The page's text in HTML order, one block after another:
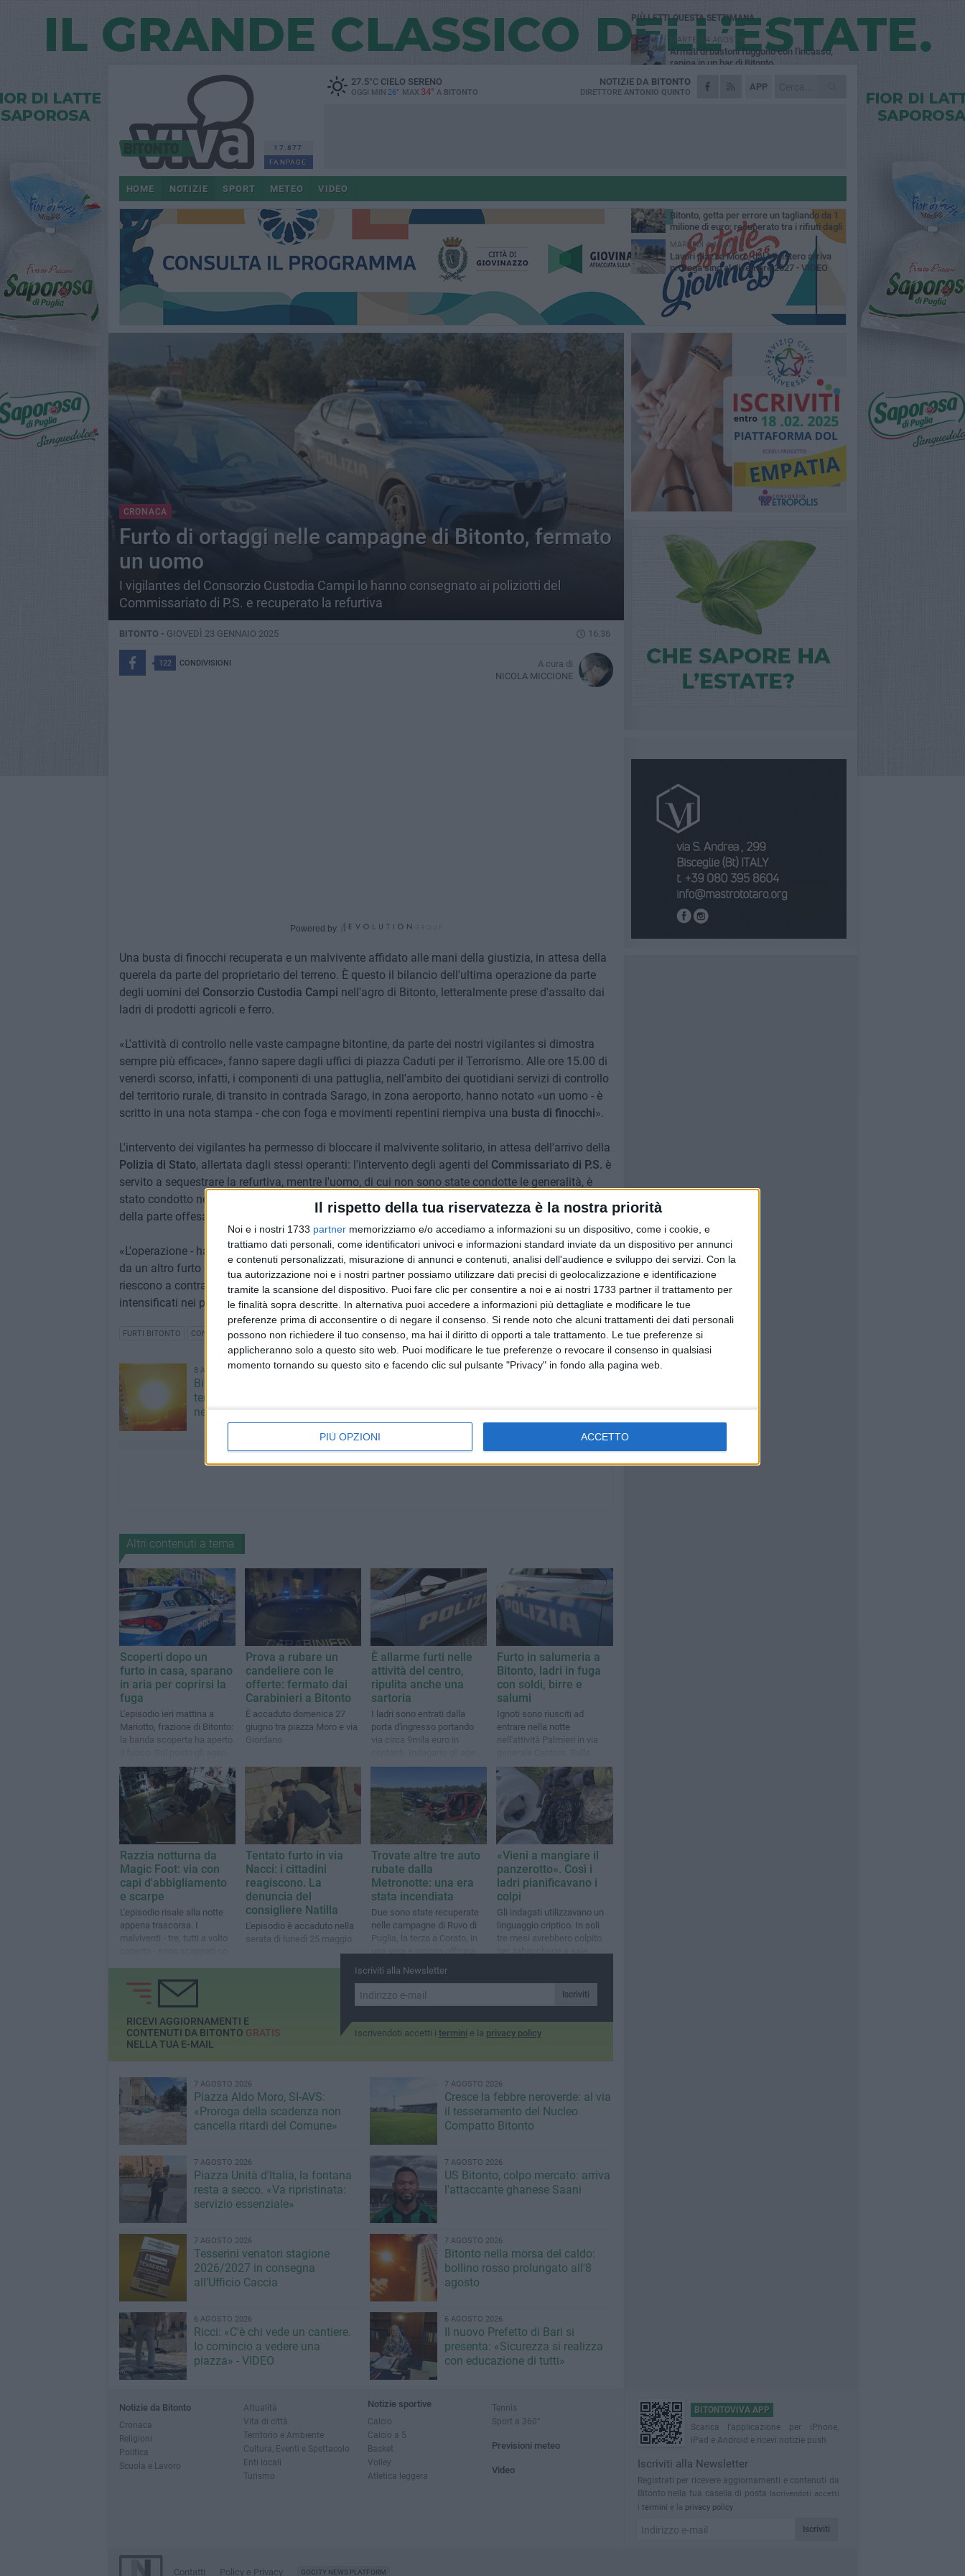
Il rispetto della tua riservatezza è la nostra priorità
Noi e i nostri 1733 partner memorizziamo e/o accediamo a informazioni su un dispositivo, come i cookie, e
trattiamo dati personali, come identificatori univoci e informazioni standard inviate da un dispositivo per annunci
e contenuti personalizzati, misurazione di annunci e contenuti, analisi dell'audience e sviluppo dei servizi. Con la
tua autorizzazione noi e i nostri partner possiamo utilizzare dati precisi di geolocalizzazione e identificazione
tramite la scansione del dispositivo. Puoi fare clic per consentire a noi e ai nostri 1733 partner il trattamento per
le finalità sopra descritte. In alternativa puoi accedere a informazioni più dettagliate e modificare le tue
preferenze prima di acconsentire o di negare il consenso. Si rende noto che alcuni trattamenti dei dati personali
possono non richiedere il tuo consenso, ma hai il diritto di opporti a tale trattamento. Le tue preferenze si
applicheranno solo a questo sito web. Puoi modificare le tue preferenze o revocare il consenso in qualsiasi
momento tornando su questo sito e facendo clic sul pulsante "Privacy" in fondo alla pagina web.
PIÙ OPZIONI ACCETTO
17.877
FANPAGE
27.5°CCIELO SERENO
OGGI MIN 26° MAX 34° A BITONTO
APP
NOTIZIE DA BITONTO
DIRETTORE ANTONIO QUINTO
HOME NOTIZIE SPORT METEO VIDEO
CRONACA
Furto di ortaggi nelle campagne di Bitonto, fermato
un uomo
I vigilantes del Consorzio Custodia Campi lo hanno consegnato ai poliziotti del
Commissariato di P.S. e recuperato la refurtiva
BITONTO - GIOVEDÌ 23 GENNAIO 2025 16.36
122 CONDIVISIONI
A cura di
NICOLA MICCIONE
Powered by
Una busta di finocchi recuperata e un malvivente affidato alle mani della giustizia, in attesa della
querela da parte del proprietario del terreno. È questo il bilancio dell'ultima operazione da parte
degli uomini del Consorzio Custodia Campi nell'agro di Bitonto, letteralmente prese d'assalto dai
ladri di prodotti agricoli e ferro.
«L'attività di controllo nelle vaste campagne bitontine, da parte dei nostri vigilantes si dimostra
sempre più efficace», fanno sapere dagli uffici di piazza Caduti per il Terrorismo. Alle ore 15.00 di
venerdì scorso, infatti, i componenti di una pattuglia, nell'ambito dei quotidiani servizi di controllo
del territorio rurale, di transito in contrada Sarago, in zona aeroporto, hanno notato «un uomo - è
scritto in una nota stampa - che con foga e movimenti repentini riempiva una busta di finocchi».
L'intervento dei vigilantes ha permesso di bloccare il malvivente solitario, in attesa dell'arrivo della
Polizia di Stato, allertata dagli stessi operanti: l'intervento degli agenti del Commissariato di P.S. è
servito a sequestrare la refurtiva, mentre l'uomo, di cui non sono state condotte le generalità, è
stato condotto negli uffici di via Traetta. Lalegge Cartabia
, infatti, prevede che serva la denuncia
della parte offesa per denunciare una persona. Senza querela di parte non si può più procedere.
«L'operazione - hanno raccontato ancora dalConsorzio Custodia Campi- giunge a poca distanza
da un altro furto sventato: questo dimostra come grazie proprio all'intensificazione dei controlli si
riescono a contrastare le ruberie e i furti contro gli agricoltori». I servizi saranno ulteriormente
intensificati nei prossimi giorni.
FURTI BITONTO CONSORZIO CUSTODIA CAMPI
8 AGOSTO 2026
Bitonto ancora da bollino rosso:
temperature elevate soprattutto
nell'agro
7 AGOSTO 2026
quasi 10 anni
Altri contenuti a tema
Scoperti dopo un
furto in casa, sparano
in aria per coprirsi la
fuga
L'episodio ieri mattina a
Mariotto, frazione di Bitonto:
la banda scoperta ha aperto
della Polizia di Stato
Prova a rubare un
candeliere con le
offerte: fermato dai
Carabinieri a Bitonto
È accaduto domenica 27
giugno tra piazza Moro e via
Giordano
È allarme furti nelle
attività del centro,
ripulita anche una
sartoria
I ladri sono entrati dalla
porta d'ingresso portando
via circa 9mila euro in
del Commissariato cittadino
Furto in salumeria a
Bitonto, ladri in fuga
con soldi, birre e
salumi
Ignoti sono riusciti ad
entrare nella notte
nell'attività Palmieri in via
vicenda indagano gli agenti
del Commissariato
Razzia notturna da
Magic Foot: via con
capi d'abbigliamento
e scarpe
L'episodio risale alla notte
appena trascorsa. I
malviventi - tre, tutti a volto
Tentato furto in via
Nacci: i cittadini
reagiscono. La
denuncia del
consigliere Natilla
L'episodio è accaduto nella
serata di lunedì 25 maggio
Trovate altre tre auto
rubate dalla
Metronotte: una era
stata incendiata
Due sono state recuperate
nelle campagne di Ruvo di
Puglia, la terza a Corato, in
una vera e propria officina a
cielo aperto
«Vieni a mangiare il
panzerotto». Così i
ladri pianificavano i
colpi
Gli indagati utilizzavano un
linguaggio criptico. In soli
tre mesi avrebbero colpito
bar, tabaccherie e sale
Iscriviti alla Newsletter
Iscriviti
Iscrivendoti accetti i termini e la privacy policy
RICEVI AGGIORNAMENTI E
CONTENUTI DA BITONTO GRATIS
NELLA TUA E-MAIL
7 AGOSTO 2026
Piazza Aldo Moro, SI-AVS:
«Proroga della scadenza non
cancella ritardi del Comune»
7 AGOSTO 2026
Cresce la febbre neroverde: al via
il tesseramento del Nucleo
Compatto Bitonto
7 AGOSTO 2026
Piazza Unità d'Italia, la fontana
resta a secco. «Va ripristinata:
servizio essenziale»
7 AGOSTO 2026
US Bitonto, colpo mercato: arriva
l'attaccante ghanese Saani
7 AGOSTO 2026
Tesserini venatori stagione
2026/2027 in consegna
all’Ufficio Caccia
7 AGOSTO 2026
Bitonto nella morsa del caldo:
bollino rosso prolungato all'8
agosto
6 AGOSTO 2026
Ricci: «C'è chi vede un cantiere.
Io comincio a vedere una
piazza» - VIDEO
6 AGOSTO 2026
Il nuovo Prefetto di Bari si
presenta: «Sicurezza si realizza
con educazione di tutti»
PIÙ LETTI QUESTA SETTIMANA
MARTEDÌ 4 AGOSTO
Armati di bastoni fuggono con l'incasso,
rapina in un bar di Bitonto
DOMENICA 2 AGOSTO
Fratelli d'Italia Bitonto: «Vicinanza alla
Parcheggio interrato in piazza Marconi, SI:
MARTEDÌ 4 AGOSTO
Bitonto, getta per errore un tagliando da 1
milione di euro: recuperato tra i rifiuti dagli
operatori SANB
MARTEDÌ 4 AGOSTO
Lavori piazza Moro, dal Ministero arriva
proroga sino al dicembre 2027 - VIDEO
Notizie da Bitonto
Cronaca
Religioni
Politica
Scuola e Lavoro
Attualità
Vita di città
Territorio e Ambiente
Cultura, Eventi e Spettacolo
Enti locali
Turismo
Notizie sportive
Calcio
Calcio a 5
Basket
Volley
Atletica leggera
Tennis
Sport a 360°
Previsioni meteo
Video
BITONTOVIVA APP
Scarica l'applicazione per iPhone,
iPad e Android e ricevi notizie push
Iscriviti alla Newsletter
Registrati per ricevere aggiornamenti e contenuti da
Bitonto nella tua casella di posta Iscrivendoti accetti
i termini e la privacy policy
Iscriviti
Contatti Policy e Privacy GOCITY NEWS PLATFORM